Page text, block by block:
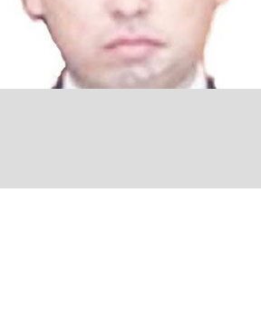
選手が明かす...